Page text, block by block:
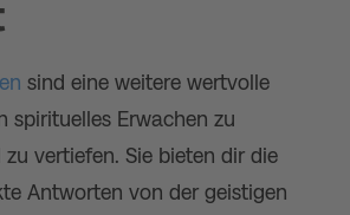
sind eine weitere wertvolle
spirituelles Erwachen zu
vertiefen. Sie bieten dir die
Antworten von der geistigen